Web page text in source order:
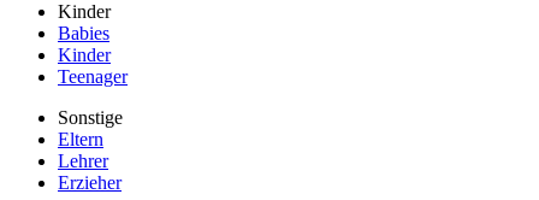
Kinder
Babies
Kinder
Teenager
Sonstige
Eltern
Lehrer
Erzieher